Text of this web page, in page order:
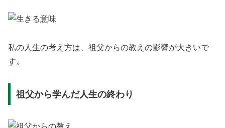
私の人生の考え方は、祖父からの教えの影響が大きいで
す。
祖父から学んだ人生の終わり